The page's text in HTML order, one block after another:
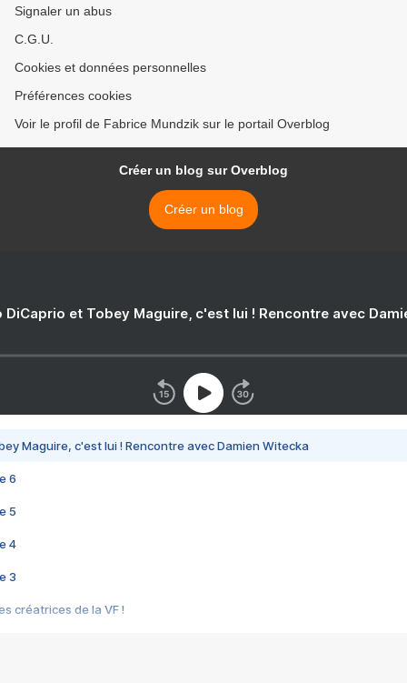
Signaler un abus
C.G.U.
Cookies et données personnelles
Préférences cookies
Voir le profil de Fabrice Mundzik sur le portail Overblog
Créer un blog sur Overblog
Créer un blog
DiCaprio et Tobey Maguire, c'est lui ! Rencontre avec
Maguire, c'est lui ! Rencontre avec Damien Witecka
6
5
4
3
créatrices de la VF !